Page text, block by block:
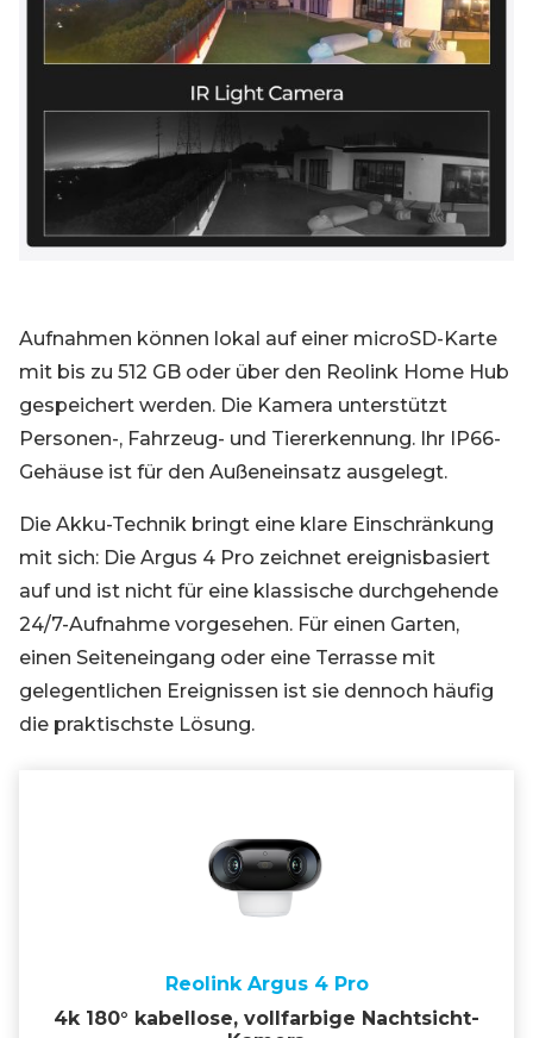
Aufnahmen können lokal auf einer microSD-Karte
mit bis zu 512 GB oder über den Reolink Home Hub
gespeichert werden. Die Kamera unterstützt
Personen-, Fahrzeug- und Tiererkennung. Ihr IP66-
Gehäuse ist für den Außeneinsatz ausgelegt.
Die Akku-Technik bringt eine klare Einschränkung
mit sich: Die Argus 4 Pro zeichnet ereignisbasiert
auf und ist nicht für eine klassische durchgehende
24/7-Aufnahme vorgesehen. Für einen Garten,
einen Seiteneingang oder eine Terrasse mit
gelegentlichen Ereignissen ist sie dennoch häufig
die praktischste Lösung.
Reolink Argus 4 Pro
4k 180° kabellose, vollfarbige Nachtsicht-